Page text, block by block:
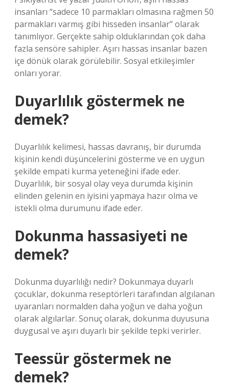
insanları “sadece 10 parmakları olmasına rağmen 50
parmakları varmış gibi hisseden insanlar” olarak
tanımlıyor. Gerçekte sahip olduklarından çok daha
fazla sensöre sahipler. Aşırı hassas insanlar bazen
içe dönük olarak görülebilir. Sosyal etkileşimler
onları yorar.
Duyarlılık göstermek ne
demek?
Duyarlılık kelimesi, hassas davranış, bir durumda
kişinin kendi düşüncelerini gösterme ve en uygun
şekilde empati kurma yeteneğini ifade eder.
Duyarlılık, bir sosyal olay veya durumda kişinin
elinden gelenin en iyisini yapmaya hazır olma ve
istekli olma durumunu ifade eder.
Dokunma hassasiyeti ne
demek?
Dokunma duyarlılığı nedir? Dokunmaya duyarlı
çocuklar, dokunma reseptörleri tarafından algılanan
uyaranları normalden daha yoğun ve daha yoğun
olarak algılarlar. Sonuç olarak, dokunma duyusuna
duygusal ve aşırı duyarlı bir şekilde tepki verirler.
Teessür göstermek ne
demek?